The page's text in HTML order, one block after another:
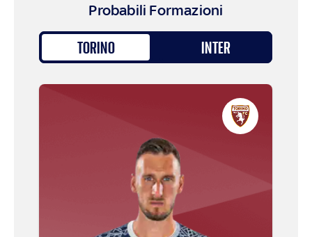
Probabili Formazioni
TORINO INTER